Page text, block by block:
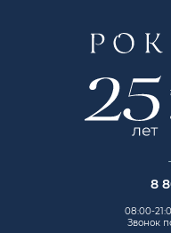
8
08:00-
Звонок